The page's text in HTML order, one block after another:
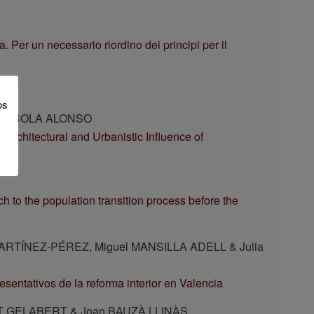
Per un necessario riordino dei principi per il
SOLA ALONSO
and Urbanistic Influence of
to the population transition process before the
PÉREZ, Miguel MANSILLA ADELL & Julia
de la reforma interior en Valencia
GELABERT & Joan BAUZÀ LLINÀS